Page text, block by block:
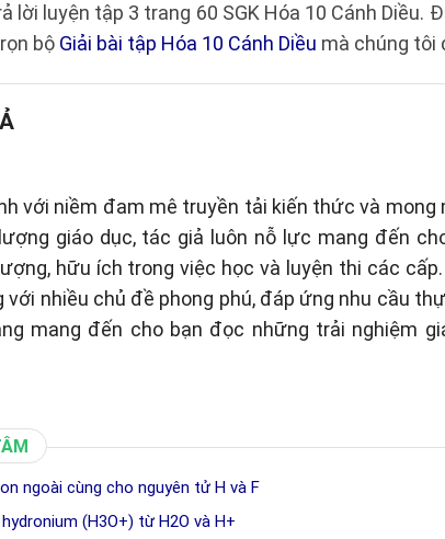
lời luyện tập 3 trang 60 SGK Hóa 10 Cánh Diều.
bộ Giải bài tập Hóa 10 Cánh Diều mà chúng tôi
với niềm đam mê truyền tải kiến thức và mong
giáo dục, tác giả luôn nỗ lực mang đến
hữu ích trong việc học và luyện thi các
với nhiều chủ đề phong phú, đáp ứng nhu cầu
mang đến cho bạn đọc những trải nghiệm
ngoài cùng cho nguyên tử H và F
(H3O+) từ H2O và H+